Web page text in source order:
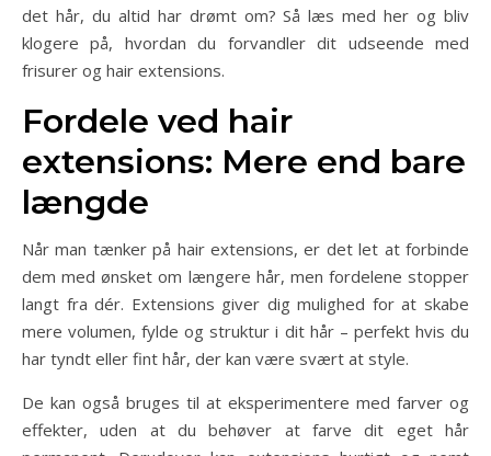
det hår, du altid har drømt om? Så læs med her og bliv
klogere på, hvordan du forvandler dit udseende med
frisurer og hair extensions.
Fordele ved hair
extensions: Mere end bare
længde
Når man tænker på hair extensions, er det let at forbinde
dem med ønsket om længere hår, men fordelene stopper
langt fra dér. Extensions giver dig mulighed for at skabe
mere volumen, fylde og struktur i dit hår – perfekt hvis du
har tyndt eller fint hår, der kan være svært at style.
De kan også bruges til at eksperimentere med farver og
effekter, uden at du behøver at farve dit eget hår